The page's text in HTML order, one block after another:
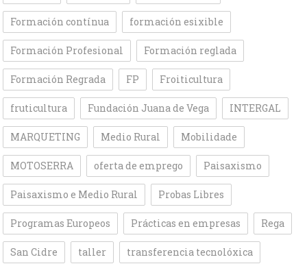
Formación contínua formación esixible
Formación Profesional Formación reglada
Formación Regrada FP Froiticultura
fruticultura Fundación Juana de Vega INTERGAL
MARQUETING Medio Rural Mobilidade
MOTOSERRA oferta de emprego Paisaxismo
Paisaxismo e Medio Rural Probas Libres
Programas Europeos Prácticas en empresas Rega
San Cidre taller transferencia tecnolóxica